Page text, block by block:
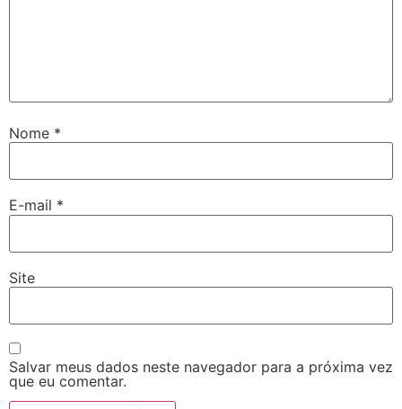
Nome *
E-mail *
Site
Salvar meus dados neste navegador para a próxima vez
que eu comentar.